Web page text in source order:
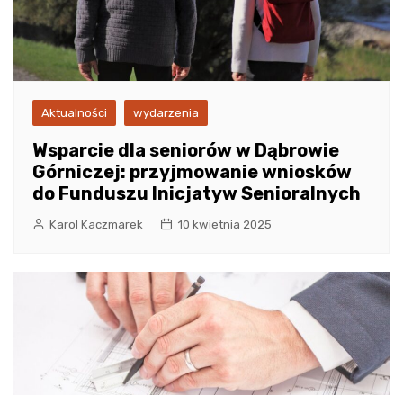
Aktualności wydarzenia
Wsparcie dla seniorów w Dąbrowie
Górniczej: przyjmowanie wniosków
do Funduszu Inicjatyw Senioralnych
Karol Kaczmarek 10 kwietnia 2025